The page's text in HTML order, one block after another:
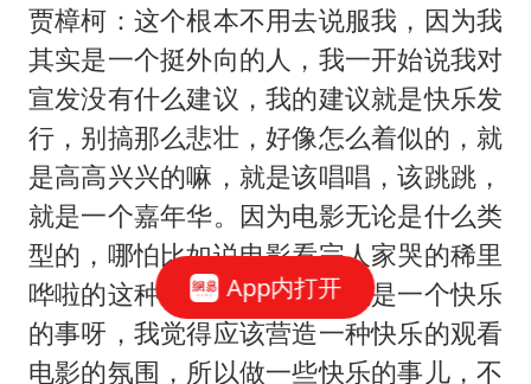
贾樟柯：这个根本不用去说服我，因为我
其实是一个挺外向的人，我一开始说我对
宣发没有什么建议，我的建议就是快乐发
行，别搞那么悲壮，好像怎么着似的，就
是高高兴兴的嘛，就是该唱唱，该跳跳，
就是一个嘉年华。因为电影无论是什么类
型的，哪怕比如说电影看完人家哭的稀里
哗啦的这种感人的电影，它也是一个快乐
的事呀，我觉得应该营造一种快乐的观看
电影的氛围，所以做一些快乐的事儿，不
App内打开